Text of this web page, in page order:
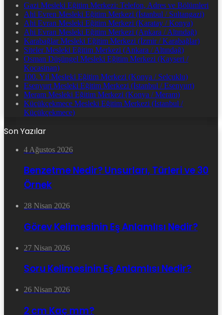
Gazi Mesleki Eğitim Merkezi: Telefon, Adres ve Bölümleri
Ahi Evren Mesleki Eğitim Merkezi (İstanbul / Sultangazi)
Ahi Evran Mesleki Eğitim Merkezi (Karatay / Konya)
Ahi Evran Mesleki Eğitim Merkezi (Ankara / Altındağ)
Karabağlar Mesleki Eğitim Merkezi (İzmir / Karabağlar)
Siteler Mesleki Eğitim Merkezi (Ankara / Altındağ)
Osman Düşüngel Mesleki Eğitim Merkezi (Kayseri /
Kocasinan)
100. Yıl Mesleki Eğitim Merkezi (Konya / Selçuklu)
Esenyurt Mesleki Eğitim Merkezi (İstanbul / Esenyurt)
Meram Mesleki Eğitim Merkezi (Konya / Meram)
Küçükçekmece Mesleki Eğitim Merkezi (İstanbul /
Küçükçekmece)
Son Yazılar
4 Ağustos 2026
Benzetme Nedir? Unsurları, Türleri ve 30
Örnek
28 Nisan 2026
Görev Kelimesinin Eş Anlamlısı Nedir?
27 Nisan 2026
Soru Kelimesinin Eş Anlamlısı Nedir?
26 Nisan 2026
2 cm Kaç mm?